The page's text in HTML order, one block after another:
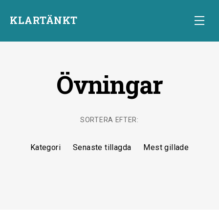
KLARTÄNKT
Start
Övningar
SORTERA EFTER:
Kategori Senaste tillagda Mest gillade